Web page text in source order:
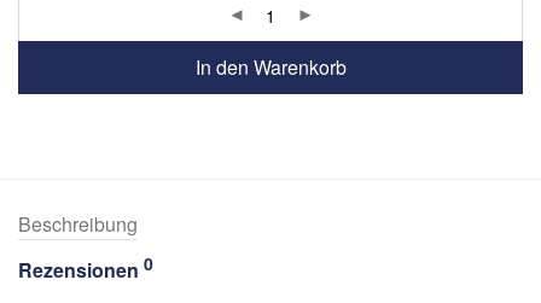
In den Warenkorb
Beschreibung
Rezensionen 0